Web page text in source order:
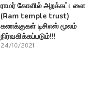
ராமர் கோவில் அறக்கட்டளை
(Ram temple trust)
கணக்குகள் டிசிஎஸ் மூலம்
நிர்வகிக்கப்படும்!!!
24/10/2021